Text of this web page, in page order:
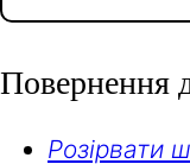
Повернення
Розірвати